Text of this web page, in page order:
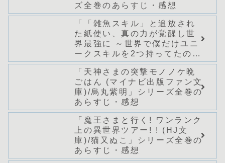
ズ全巻のあらすじ・感想
「「雑魚スキル」と追放され
た紙使い、真の力が覚醒し世
界最強に ～世界で僕だけユニ
ークスキルを2つ持ってたので
真の仲間と成り上がる～ (Mノ
ベルス)/桑野和明」シリーズ全
巻のあらすじ・感想
「天神さまの突撃モノノケ晩
ごはん (マイナビ出版ファン文
庫)/烏丸紫明」シリーズ全巻の
あらすじ・感想
「魔王さまと行く! ワンランク
上の異世界ツアー! ! (HJ文
庫)/猫又ぬこ」シリーズ全巻の
あらすじ・感想